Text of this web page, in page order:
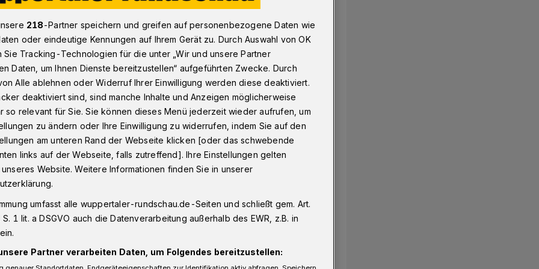
Betrugsversuch in Velbert
„Abholer“ fest
hat in Velbert einen 16-
festgenommen. Er wird verdächtigt,
einem Betrugsversuch mitgewirkt zu
218-Partner speichern und greifen auf personenbezogene Daten wie
oder eindeutige Kennungen auf Ihrem Gerät zu. Durch Auswahl von OK
Sie Tracking-Technologien für die unter „Wir und unsere Partner
Daten, um Ihnen Dienste bereitzustellen“ aufgeführten Zwecke. Durch
Alle ablehnen oder Widerruf Ihrer Einwilligung werden diese deaktiviert.
deaktiviert sind, sind manche Inhalte und Anzeigen möglicherweise
so relevant für Sie. Sie können dieses Menü jederzeit wieder aufrufen, um
zu ändern oder Ihre Einwilligung zu widerrufen, indem Sie auf den
am unteren Rand der Webseite klicken [oder das schwebende
links auf der Webseite, falls zutreffend]. Ihre Einstellungen gelten
Website. Weitere Informationen finden Sie in unserer
umfasst alle wuppertaler-rundschau.de-Seiten und schließt gem. Art.
1 lit. a DSGVO auch die Datenverarbeitung außerhalb des EWR, z.B. in
Partner verarbeiten Daten, um Folgendes bereitzustellen: